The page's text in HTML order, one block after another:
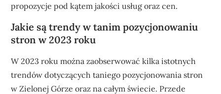
propozycje pod kątem jakości usług oraz cen.
Jakie są trendy w tanim pozycjonowaniu
stron w 2023 roku
W 2023 roku można zaobserwować kilka istotnych
trendów dotyczących taniego pozycjonowania stron
w Zielonej Górze oraz na całym świecie. Przede